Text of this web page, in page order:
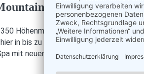
Resort Chalets &
Höhenmetern, dafür steht das
in bis zu 250 qm großen Chalets
mit neuem Adults-only Infinity-Pool